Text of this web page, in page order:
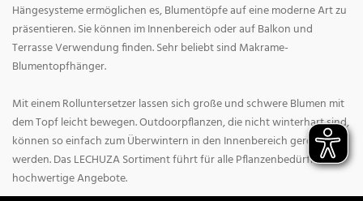
Hängesysteme ermöglichen es, Blumentöpfe auf eine moderne Art zu
präsentieren. Sie können im Innenbereich oder auf Balkon und
Terrasse Verwendung finden. Sehr beliebt sind Makrame-
Blumentopfhänger.
Mit einem Rolluntersetzer lassen sich große und schwere Blumen mit
dem Topf leicht bewegen. Outdoorpflanzen, die nicht winterhart sind,
können so einfach zum Überwintern in den Innenbereich gerollt
werden. Das LECHUZA Sortiment führt für alle Pflanzenbedürfnisse
hochwertige Angebote.